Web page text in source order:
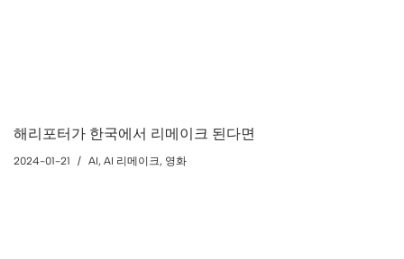
해리포터가 한국에서 리메이크 된다면
2024-01-21 AI, AI 리메이크, 영화